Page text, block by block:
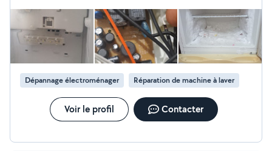
faire plusieurs aller-retour après achat et réception des pièces
de rechanges.
Dépannage électroménager Réparation de machine à laver
Voir le profil Contacter